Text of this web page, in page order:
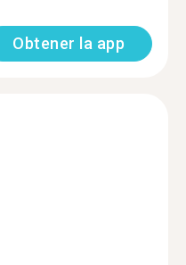
Obtener la app